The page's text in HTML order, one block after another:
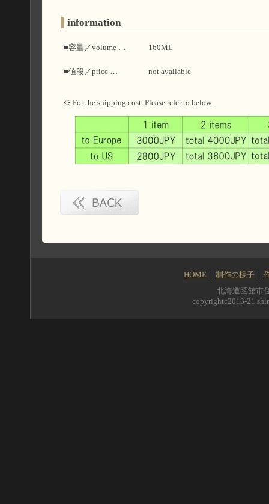
information
■容量／volume … 160ML
■値段／price … not available
※ For the shipping cost. Please refer to below.
HOME 制作の様子
北海道函館市
copyrightc2013-21